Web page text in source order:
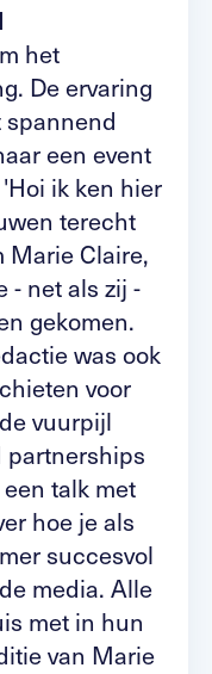
het
De ervaring
spannend
een event
ik ken hier
terecht
Marie Claire,
- net als zij -
gekomen.
was ook
voor
vuurpijl
partnerships
talk met
hoe je als
succesvol
media. Alle
met in hun
van Marie